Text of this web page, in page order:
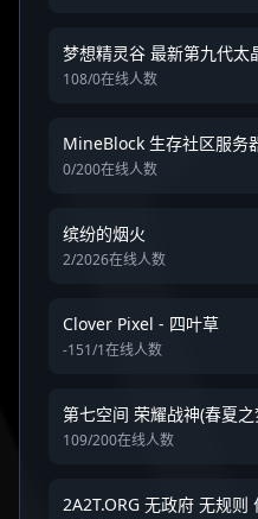
梦想精灵谷 最新第九代太
108/0在线人数
MineBlock 生存社区服务
0/200在线人数
缤纷的烟火
2/2026在线人数
Clover Pixel - 四叶草
-151/1在线人数
第七空间 荣耀战神(春夏之
109/200在线人数
2A2T.ORG 无政府 无规则